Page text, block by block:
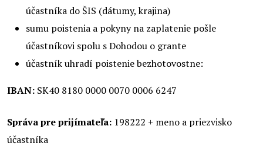
účastníka do ŠIS (dátumy, krajina)
sumu poistenia a pokyny na zaplatenie pošle
účastníkovi spolu s Dohodou o grante
účastník uhradí poistenie bezhotovostne:
IBAN: SK40 8180 0000 0070 0006 6247
Správa pre prijímateľa: 198222 + meno a priezvisko
účastníka